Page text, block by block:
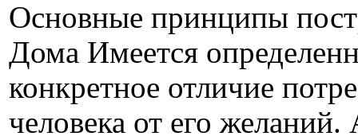
Основные принципы
Дома Имеется
конкретное отличие
человека от его